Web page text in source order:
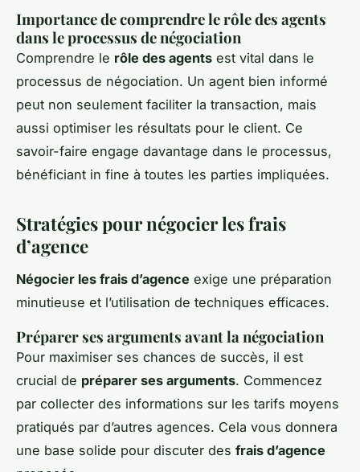
Importance de comprendre le rôle des agents
dans le processus de négociation
Comprendre le rôle des agents est vital dans le
processus de négociation. Un agent bien informé
peut non seulement faciliter la transaction, mais
aussi optimiser les résultats pour le client. Ce
savoir-faire engage davantage dans le processus,
bénéficiant in fine à toutes les parties impliquées.
Stratégies pour négocier les frais
d’agence
Négocier les frais d’agence exige une préparation
minutieuse et l’utilisation de techniques efficaces.
Préparer ses arguments avant la négociation
Pour maximiser ses chances de succès, il est
crucial de préparer ses arguments. Commencez
par collecter des informations sur les tarifs moyens
pratiqués par d’autres agences. Cela vous donnera
une base solide pour discuter des frais d’agence